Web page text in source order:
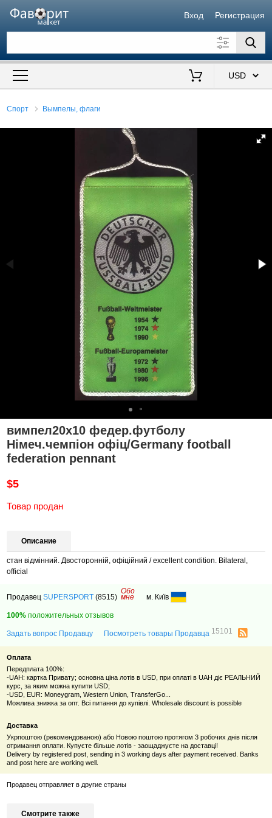
Вход Регистрация
Искать также в описании
Спорт Вымпелы, флаги
вимпел20х10 федер.футболу
Німеч.чемпіон офіц/Germany football
federation pennant
$5
Товар продан
Описание
стан відмінний. Двосторонній, офіційний / excellent condition. Bilateral,
official
ПродавецSUPERSPORT (8515)
Обо
мне м. Київ
100% положительных отзывов
Задать вопрос Продавцу Посмотреть товары Продавца 15101
Оплата
Передплата 100%:
-UAH: картка Привату; основна ціна лотів в USD, при оплаті в UAH діє РЕАЛЬНИЙ
курс, за яким можна купити USD;
-USD, EUR: Moneygram, Western Union, TransferGo...
Можлива знижка за опт. Всі питання до купівлі. Wholesale discount is possible
Доставка
Укрпоштою (рекомендованою) або Новою поштою протягом 3 робочих днів після
отримання оплати. Купуєте більше лотів - заощаджуєте на доставці!
Delivery by registered post, sending in 3 working days after payment received. Banks
and post here are working well.
Продавец отправляет в другие страны
Смотрите также